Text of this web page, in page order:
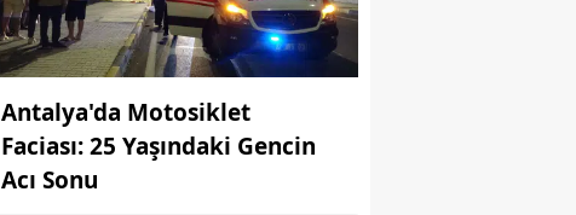
Antalya'da Motosiklet
Faciası: 25 Yaşındaki Gencin
Acı Sonu